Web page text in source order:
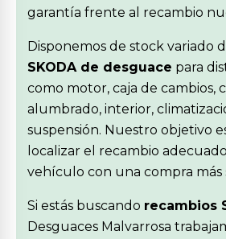
garantía frente al recambio
Disponemos de stock variado
SKODA de desguace para
como motor, caja de cambios,
alumbrado, interior,
suspensión. Nuestro objetivo
localizar el recambio
vehículo con una compra más
Si estás buscando recambios
Desguaces Malvarrosa